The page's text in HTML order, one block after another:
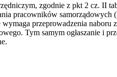
zgodnie z pkt 2 cz. II
pracowników
wymaga przeprowadzenia naboru
Tym samym ogłaszanie i